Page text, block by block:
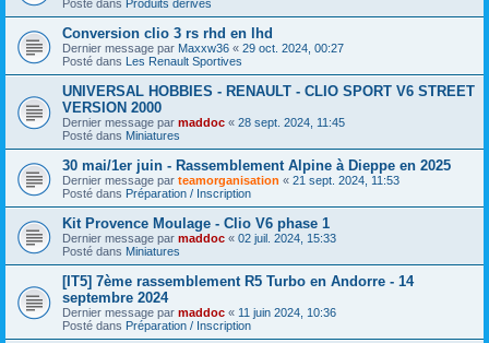
Posté dans Produits dérivés
Conversion clio 3 rs rhd en lhd
Dernier message par Maxxw36 « 29 oct. 2024, 00:27
Posté dans Les Renault Sportives
UNIVERSAL HOBBIES - RENAULT - CLIO SPORT V6 STREET
VERSION 2000
Dernier message par maddoc « 28 sept. 2024, 11:45
Posté dans Miniatures
30 mai/1er juin - Rassemblement Alpine à Dieppe en 2025
Dernier message par teamorganisation « 21 sept. 2024, 11:53
Posté dans Préparation / Inscription
Kit Provence Moulage - Clio V6 phase 1
Dernier message par maddoc « 02 juil. 2024, 15:33
Posté dans Miniatures
[IT5] 7ème rassemblement R5 Turbo en Andorre - 14
septembre 2024
Dernier message par maddoc « 11 juin 2024, 10:36
Posté dans Préparation / Inscription